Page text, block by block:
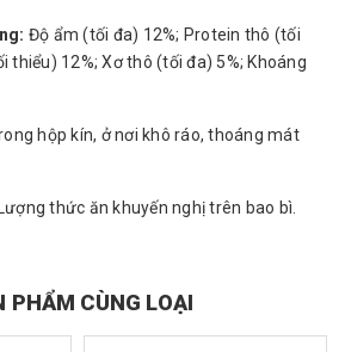
Độ ẩm (tối đa) 12%; Protein thô (tối
thiểu) 12%; Xơ thô (tối đa) 5%; Khoáng
hộp kín, ở nơi khô ráo, thoáng mát
Lượng thức ăn khuyến nghị trên bao bì.
PHẨM CÙNG LOẠI